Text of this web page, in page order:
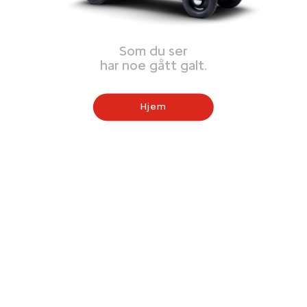
Som du ser
har noe gått galt.
Hjem